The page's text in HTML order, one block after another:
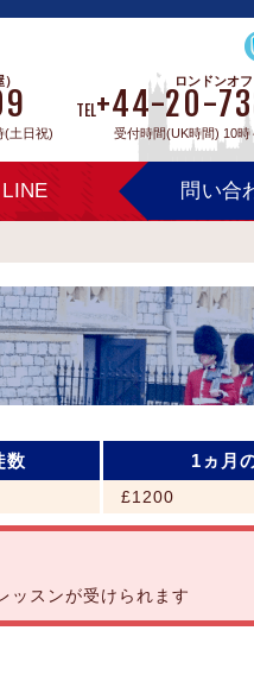
(土日祝)
ロンドンオ
TEL+44-20-
受付時間(UK時間) 10時
LINE 問い合
数 1ヵ月
£1200
ッスンが受けられます